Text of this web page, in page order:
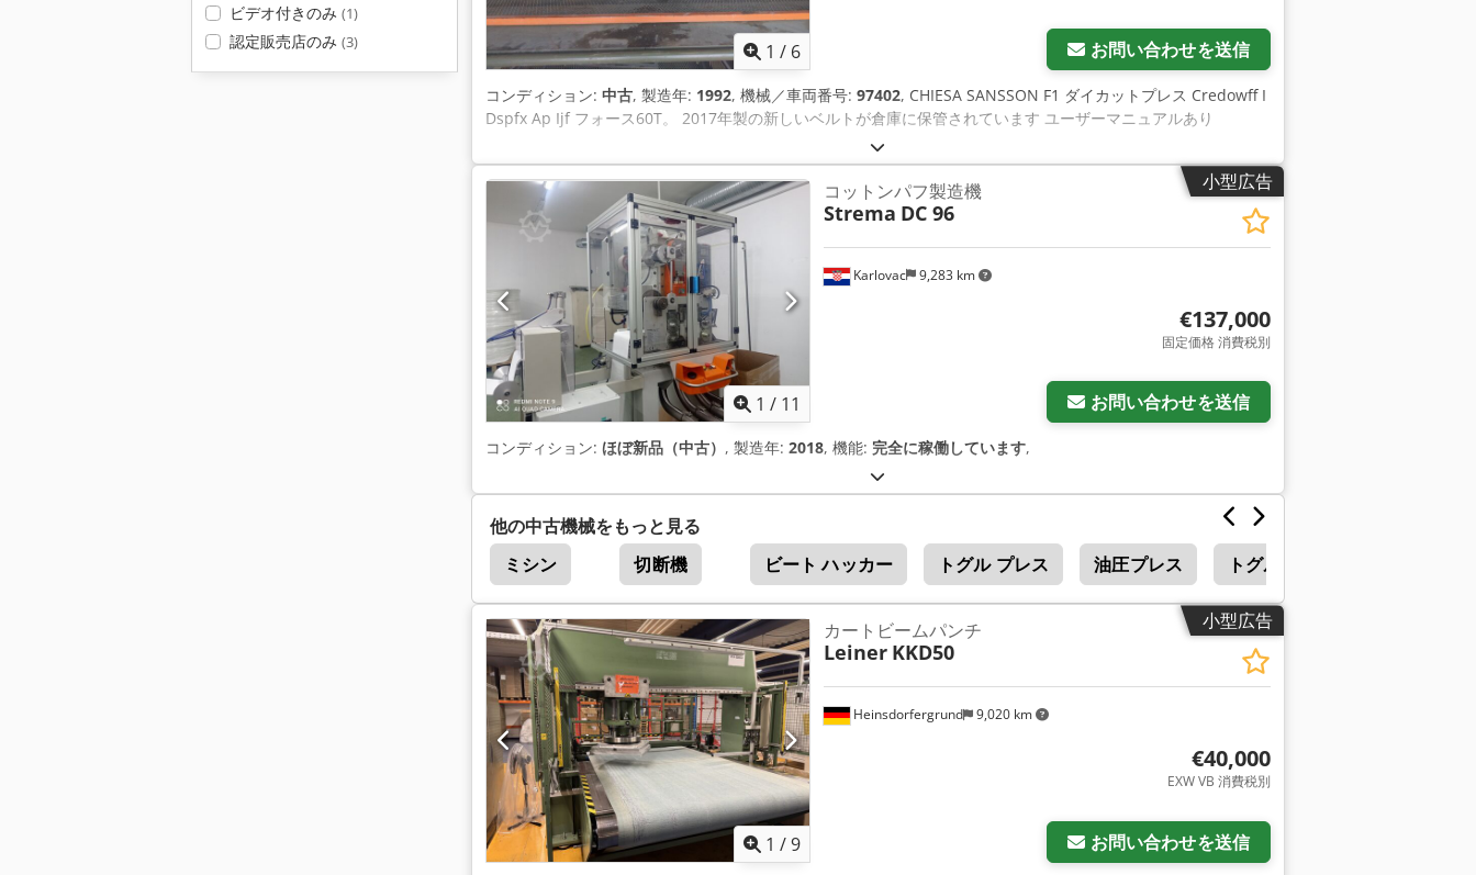
ビデオ付きのみ (1)
認定販売店のみ (3) 1 / 6 お問い合わせを送信
コンディション: 中古, 製造年: 1992, 機械／車両番号: 97402, CHIESA SANSSON F1 ダイカットプレス Credowff I
Dspfx Ap Ijf フォース60T。 2017年製の新しいベルトが倉庫に保管されています ユーザーマニュアルあり
小型広告
1 / 11
Karlovac 9,283 km
コットンパフ製造機
Strema DC 96
€137,000
固定価格 消費税別
お問い合わせを送信
コンディション: ほぼ新品（中古） , 製造年: 2018, 機能: 完全に稼働しています,
他の中古機械をもっと見る
ミシン
切断機 ビート ハッカー トグル プレス 油圧プレス トグルプレス
小型広告
1 /9
Heinsdorfergrund 9,020 km
カートビームパンチ
Leiner KKD50
€40,000
EXW VB 消費税別
お問い合わせを送信